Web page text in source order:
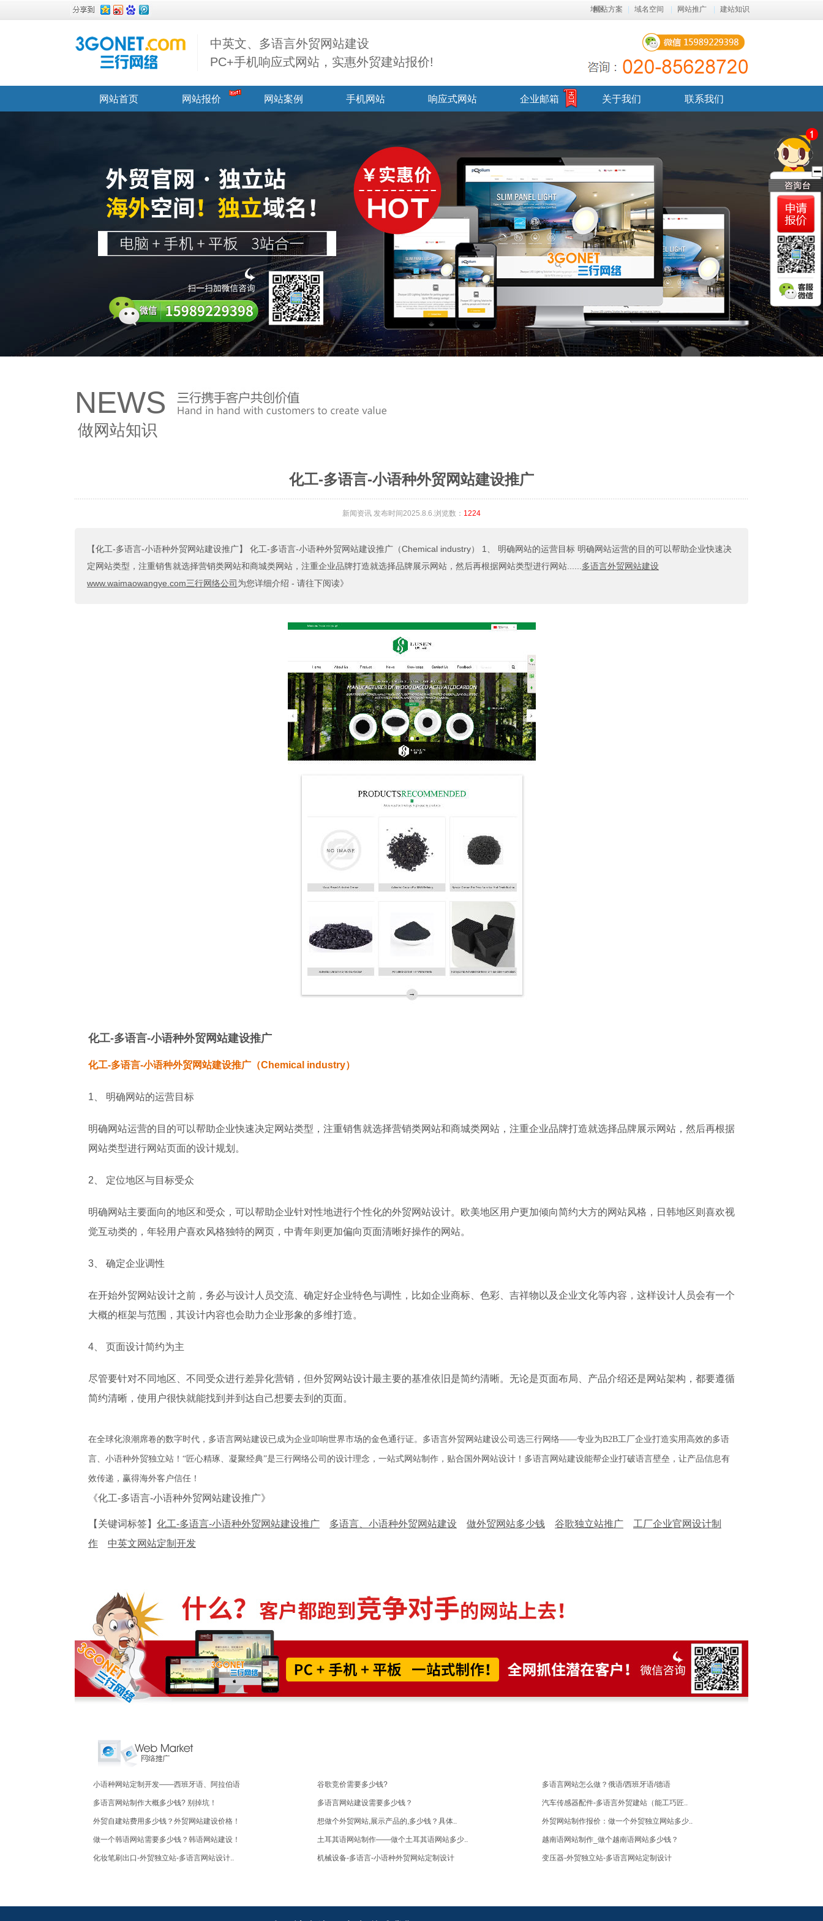
地区 建站知识
网站推广
域名空间
网站方案
中英文、多语言外贸网站建设
PC+手机响应式网站，实惠外贸建站报价!
网站首页 网站报价 网站案例 手机网站 响应式网站 企业邮箱 关于我们 联系我们
NEWS
做网站知识
化工-多语言-小语种外贸网站建设推广
新闻资讯 发布时间2025.8.6.浏览数： 1224
【化工-多语言-小语种外贸网站建设推广】
化工-多语言-小语种外贸网站建设推广（Chemical industry） 1、 明确网站的运营目标 明确网站运营的目的可以帮助企业快速决
定网站类型，注重销售就选择营销类网站和商城类网站，注重企业品牌打造就选择品牌展示网站，然后再根据网站类型进行网站...... 多语言外贸网站建设
www.waimaowangye.com三行网络公司 为您详细介绍 - 请往下阅读》
化工-多语言-小语种外贸网站建设推广
化工-多语言-小语种外贸网站建设推广（Chemical industry）
1、 明确网站的运营目标
明确网站运营的目的可以帮助企业快速决定网站类型，注重销售就选择营销类网站和商城类网站，注重企业品牌打造就选择品牌展示网站，然后再根据
网站类型进行网站页面的设计规划。
2、 定位地区与目标受众
明确网站主要面向的地区和受众，可以帮助企业针对性地进行个性化的外贸网站设计。欧美地区用户更加倾向简约大方的网站风格，日韩地区则喜欢视
觉互动类的，年轻用户喜欢风格独特的网页，中青年则更加偏向页面清晰好操作的网站。
3、 确定企业调性
在开始外贸网站设计之前，务必与设计人员交流、确定好企业特色与调性，比如企业商标、色彩、吉祥物以及企业文化等内容，这样设计人员会有一个
大概的框架与范围，其设计内容也会助力企业形象的多维打造。
4、 页面设计简约为主
尽管要针对不同地区、不同受众进行差异化营销，但外贸网站设计最主要的基准依旧是简约清晰。无论是页面布局、产品介绍还是网站架构，都要遵循
简约清晰，使用户很快就能找到并到达自己想要去到的页面。
在全球化浪潮席卷的数字时代，多语言网站建设已成为企业叩响世界市场的金色通行证。多语言外贸网站建设公司选三行网络——专业为B2B工厂企业打造实用高效的多语
言、小语种外贸独立站！“匠心精琢、凝聚经典”是三行网络公司的设计理念，一站式网站制作，贴合国外网站设计！多语言网站建设能帮企业打破语言壁垒，让产品信息有
效传递，赢得海外客户信任！
《化工-多语言-小语种外贸网站建设推广》
【关键词标签】 化工-多语言-小语种外贸网站建设推广 多语言、小语种外贸网站建设 做外贸网站多少钱 谷歌独立站推广
工厂企业官网设计制
作
中英文网站定制开发
小语种网站定制开发——西班牙语、阿拉伯语 谷歌竞价需要多少钱? 多语言网站怎么做？俄语/西班牙语/德语
多语言网站制作大概多少钱? 别掉坑！ 多语言网站建设需要多少钱？ 汽车传感器配件-多语言外贸建站（能工巧匠..
外贸自建站费用多少钱？外贸网站建设价格！ 想做个外贸网站,展示产品的,多少钱？具体.. 外贸网站制作报价：做一个外贸独立网站多少..
做一个韩语网站需要多少钱？韩语网站建设！ 土耳其语网站制作——做个土耳其语网站多少.. 越南语网站制作_做个越南语网站多少钱？
化妆笔刷出口-外贸独立站-多语言网站设计.. 机械设备-多语言-小语种外贸网站定制设计 变压器-外贸独立站-多语言网站定制设计